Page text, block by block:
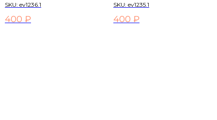
SKU: ev1236.1
400 ₽
SKU: ev1235.1
400 ₽